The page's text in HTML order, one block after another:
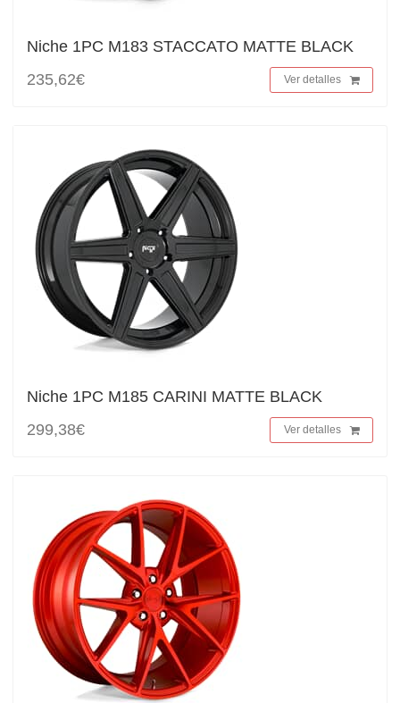
Niche 1PC M183 STACCATO MATTE BLACK
235,62€
Ver detalles
Niche 1PC M185 CARINI MATTE BLACK
299,38€
Ver detalles